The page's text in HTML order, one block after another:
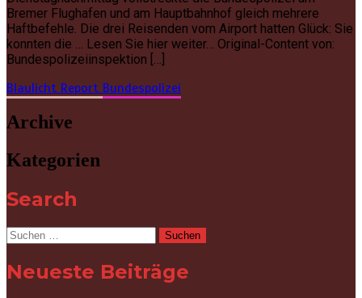
Bremer Flughafen und am Hauptbahnhof gleich mehrere
Haftbefehle. Die drei Reisenden vom Airport hatten Glück: Sie
konnten die … Lesen Sie hier weiter… Original-Content von:
Bundespolizeiinspektion […]
Blaulicht Report Bundespolizei
Archive
Kategorien
Search
Suchen
Neueste Beiträge